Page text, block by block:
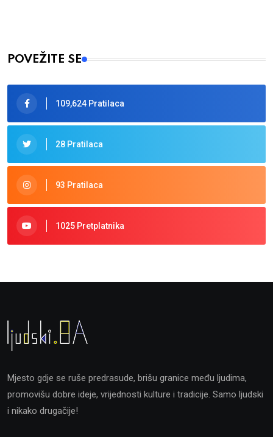
POVEŽITE SE
109,624 Pratilaca
28 Pratilaca
93 Pratilaca
1025 Pretplatnika
Mjesto gdje se ruše predrasude, brišu granice među ljudima,
promovišu dobre ideje, vrijednosti kulture i tradicije. Samo ljudski
i nikako drugačije!